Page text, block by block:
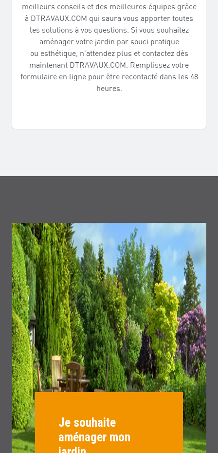
meilleurs conseils et des meilleures équipes grâce
à DTRAVAUX.COM qui saura vous apporter toutes
les solutions à vos questions. Si vous souhaitez
aménager votre jardin par souci pratique
ou esthétique, n’attendez plus et contactez dès
maintenant DTRAVAUX.COM. Remplissez votre
formulaire en ligne pour être recontacté dans les 48
heures.
Je souhaite
aménager mon